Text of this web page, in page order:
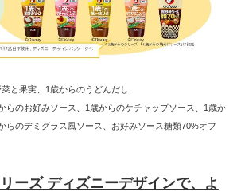
と果実、1歳からのうどんだし
らのお好みソース、1歳からのケチャップソース、1歳か
らのデミグラス風ソース、お好みソース糖類70%オフ
ーズ ディズニーデザインで、よ